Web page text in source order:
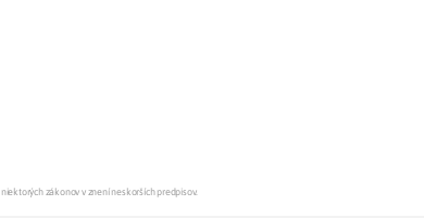
zákonov v znení neskorších predpisov.